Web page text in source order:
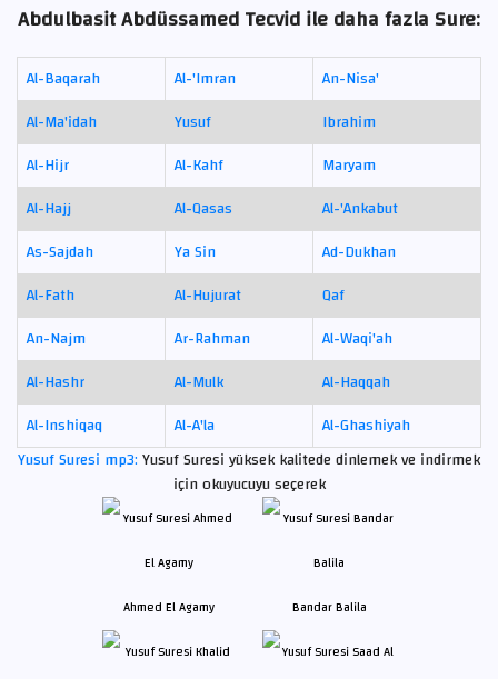
Abdulbasit Abdüssamed Tecvid ile daha fazla Sure:
Al-Baqarah Al-'Imran
An-Nisa'
Al-Ma'idah
Yusuf
Ibrahim
Al-Hijr
Al-Kahf
Maryam
Al-Hajj
Al-Qasas
Al-'Ankabut
As-Sajdah
Ya Sin
Ad-Dukhan
Al-Fath
Al-Hujurat
Qaf
An-Najm
Ar-Rahman
Al-Waqi'ah
Al-Hashr
Al-Mulk
Al-Haqqah
Al-Inshiqaq
Al-A'la
Al-Ghashiyah
Yusuf Suresi mp3:Yusuf Suresi yüksek kalitede dinlemek ve indirmek
için okuyucuyu seçerek
Ahmed El Agamy Bandar Balila